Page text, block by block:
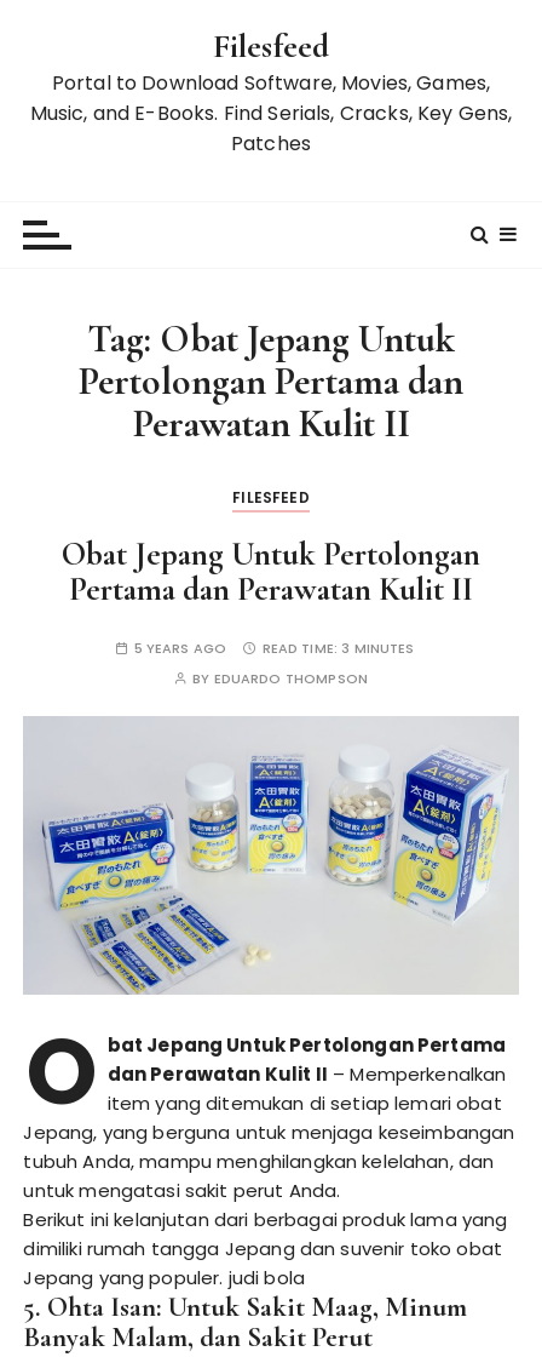
Filesfeed
Portal to Download Software, Movies, Games,
Music, and E-Books. Find Serials, Cracks, Key Gens,
Patches
Tag: Obat Jepang Untuk
Pertolongan Pertama dan
Perawatan Kulit II
FILESFEED
Obat Jepang Untuk Pertolongan
Pertama dan Perawatan Kulit II
5 YEARS AGO READ TIME: 3 MINUTES
BY EDUARDO THOMPSON
O bat Jepang Untuk Pertolongan Pertama
dan Perawatan Kulit II – Memperkenalkan
item yang ditemukan di setiap lemari obat
Jepang, yang berguna untuk menjaga keseimbangan
tubuh Anda, mampu menghilangkan kelelahan, dan
untuk mengatasi sakit perut Anda.
Berikut ini kelanjutan dari berbagai produk lama yang
dimiliki rumah tangga Jepang dan suvenir toko obat
Jepang yang populer. judi bola
5. Ohta Isan: Untuk Sakit Maag, Minum
Banyak Malam, dan Sakit Perut